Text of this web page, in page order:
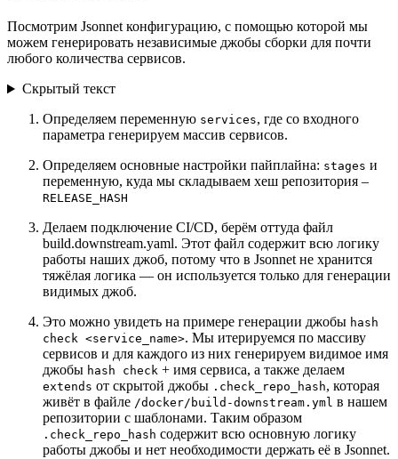
Посмотрим Jsonnet конфигурацию, с помощью которой мы
можем генерировать независимые джобы сборки для почти
любого количества сервисов.
Скрытый текст
Определяем переменную services, где со входного
параметра генерируем массив сервисов.
Определяем основные настройки пайплайна: stages и
переменную, куда мы складываем хеш репозитория –
RELEASE_HASH
Делаем подключение CI/CD, берём оттуда файл
build.downstream.yaml. Этот файл содержит всю логику
работы наших джоб, потому что в Jsonnet не хранится
тяжёлая логика — он используется только для генерации
видимых джоб.
Это можно увидеть на примере генерации джобы hash
check <service_name>. Мы итерируемся по массиву
сервисов и для каждого из них генерируем видимое имя
джобы hash check + имя сервиса, а также делаем
extends от скрытой джобы .check_repo_hash, которая
живёт в файле /docker/build-downstream.yml в нашем
репозитории с шаблонами. Таким образом
.check_repo_hash содержит всю основную логику
работы джобы и нет необходимости держать её в Jsonnet.